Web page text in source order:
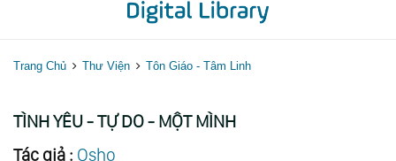
Trang Chủ Thư Viện Tôn Giáo - Tâm Linh
TÌNH YÊU - TỰ DO - MỘT MÌNH
Tác giả : Osho